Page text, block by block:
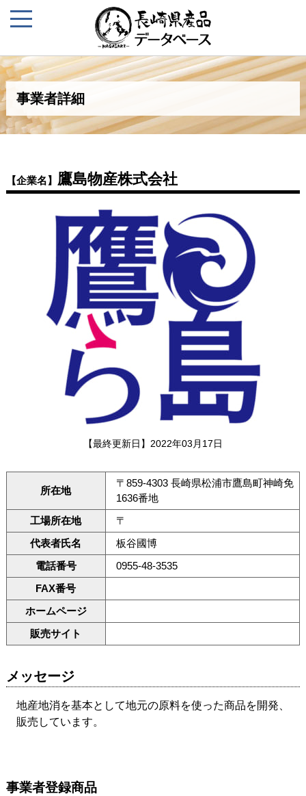
事業者詳細
【企業名】 鷹島物産株式会社
【最終更新日】2022年03月17日
所在地
〒859-4303 長崎県松浦市鷹島町神崎免
1636番地
工場所在地
〒
代表者氏名
板谷國博
電話番号
0955-48-3535
FAX番号
ホームページ
販売サイト
メッセージ
地産地消を基本として地元の原料を使った商品を開発、
販売しています。
事業者登録商品